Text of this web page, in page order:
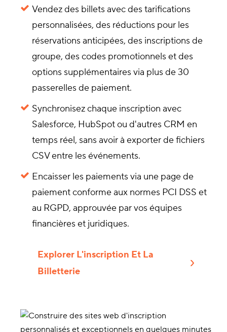
Vendez des billets avec des tarifications
personnalisées, des réductions pour les
réservations anticipées, des inscriptions de
groupe, des codes promotionnels et des
options supplémentaires via plus de 30
passerelles de paiement.
Synchronisez chaque inscription avec
Salesforce, HubSpot ou d'autres CRM en
temps réel, sans avoir à exporter de fichiers
CSV entre les événements.
Encaisser les paiements via une page de
paiement conforme aux normes PCI DSS et
au RGPD, approuvée par vos équipes
financières et juridiques.
Explorer L'inscription Et La
Billetterie